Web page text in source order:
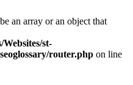
an array or an object that
Websites/st-
router.php on line